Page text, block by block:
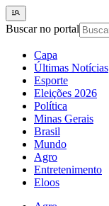
Buscar no portal
Capa
Últimas Notícias
Esporte
Eleições 2026
Política
Minas Gerais
Brasil
Mundo
Agro
Entretenimento
Eloos